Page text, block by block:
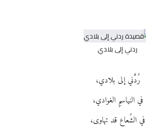
ردني إلى بلادي
رُدَّني إلى بلادي،
في النياسمِ الغوادي،
في الشُعاع قد تهاوى،